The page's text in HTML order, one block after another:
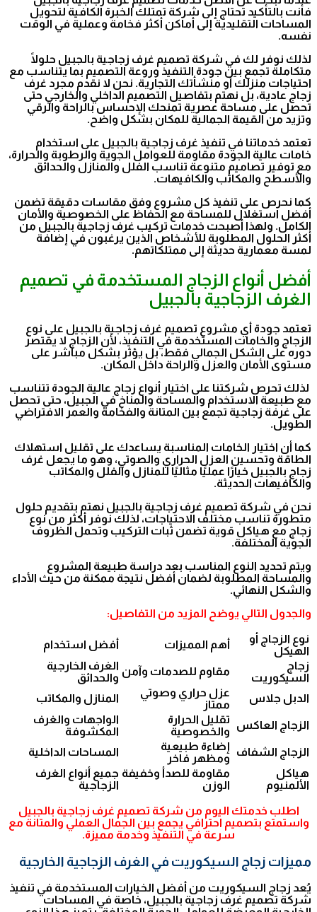
فأنت بالتأكيد تحتاج إلى شركة تمتلك الخبرة الكافية لتحويل
المساحات التقليدية إلى أماكن أكثر فخامة وعملية في الوقت
نفسه.
لذلك نوفر لك في شركة تصميم غرف زجاجية بالجبيل حلولًا
متكاملة تجمع بين جودة التنفيذ وروعة التصميم بما يتناسب مع
احتياجات منزلك أو منشأتك التجارية. نحن لا نقدم مجرد غرف
زجاج عادية، بل نهتم بتفاصيل التصميم الداخلي والخارجي حتى
تحصل على مساحة عصرية تمنحك الإحساس بالراحة والرقي
وتزيد من القيمة الجمالية للمكان بشكل واضح.
تعتمد خدماتنا في تنفيذ غرف زجاجية بالجبيل على استخدام
خامات عالية الجودة مقاومة للعوامل الجوية والرطوبة والحرارة،
مع توفير تصاميم متنوعة تناسب الفلل والمنازل والحدائق
والأسطح والمكاتب والكافيهات.
كما نحرص على تنفيذ كل مشروع وفق مقاسات دقيقة تضمن
أفضل استغلال للمساحة مع الحفاظ على الخصوصية والأمان
الكامل. ولهذا أصبحت خدمات تركيب غرف زجاجية بالجبيل من
أكثر الحلول المطلوبة للأشخاص الذين يرغبون في إضافة
لمسة معمارية حديثة إلى ممتلكاتهم.
أفضل أنواع الزجاج المستخدمة في تصميم
الغرف الزجاجية بالجبيل
تعتمد جودة أي مشروع تصميم غرف زجاجية بالجبيل على نوع
الزجاج والخامات المستخدمة في التنفيذ، لأن الزجاج لا يقتصر
دوره على الشكل الجمالي فقط، بل يؤثر بشكل مباشر على
مستوى الأمان والعزل والراحة داخل المكان.
لذلك تحرص شركتنا على اختيار أنواع زجاج عالية الجودة تتناسب
مع طبيعة الاستخدام والمساحة والمناخ في الجبيل، حتى تحصل
على غرفة زجاجية تجمع بين المتانة والفخامة والعمر الافتراضي
الطويل.
كما أن اختيار الخامات المناسبة يساعدك على تقليل استهلاك
الطاقة وتحسين العزل الحراري والصوتي، وهو ما يجعل غرف
زجاج بالجبيل خيارًا عمليًا مثاليًا للمنازل والفلل والمكاتب
والكافيهات الحديثة.
نحن في شركة تصميم غرف زجاجية بالجبيل نهتم بتقديم حلول
متطورة تناسب مختلف الاحتياجات، لذلك نوفر أكثر من نوع
زجاج مع هياكل قوية تضمن ثبات التركيب وتحمل الظروف
الجوية المختلفة.
ويتم تحديد النوع المناسب بعد دراسة طبيعة المشروع
والمساحة المطلوبة لضمان أفضل نتيجة ممكنة من حيث الأداء
والشكل النهائي.
والجدول التالي يوضح المزيد من التفاصيل:
نوع الزجاج أو
الهيكل
أهم المميزات
أفضل استخدام
زجاج
السيكوريت
مقاوم للصدمات وآمن الغرف الخارجية
والحدائق
الدبل جلاس
عزل حراري وصوتي
ممتاز
المنازل والمكاتب
الزجاج العاكس
تقليل الحرارة
والخصوصية
الواجهات والغرف
المكشوفة
الزجاج الشفاف
إضاءة طبيعية
ومظهر فاخر
المساحات الداخلية
هياكل
الألمنيوم
مقاومة للصدأ وخفيفة
الوزن
جميع أنواع الغرف
الزجاجية
اطلب خدمتك اليوم من شركة تصميم غرف زجاجية بالجبيل
واستمتع بتصميم احترافي يجمع بين الجمال العملي والمتانة مع
سرعة في التنفيذ وخدمة مميزة.
مميزات زجاج السيكوريت في الغرف الزجاجية الخارجية
يُعد زجاج السيكوريت من أفضل الخيارات المستخدمة في تنفيذ
شركة تصميم غرف زجاجية بالجبيل، خاصة في المساحات